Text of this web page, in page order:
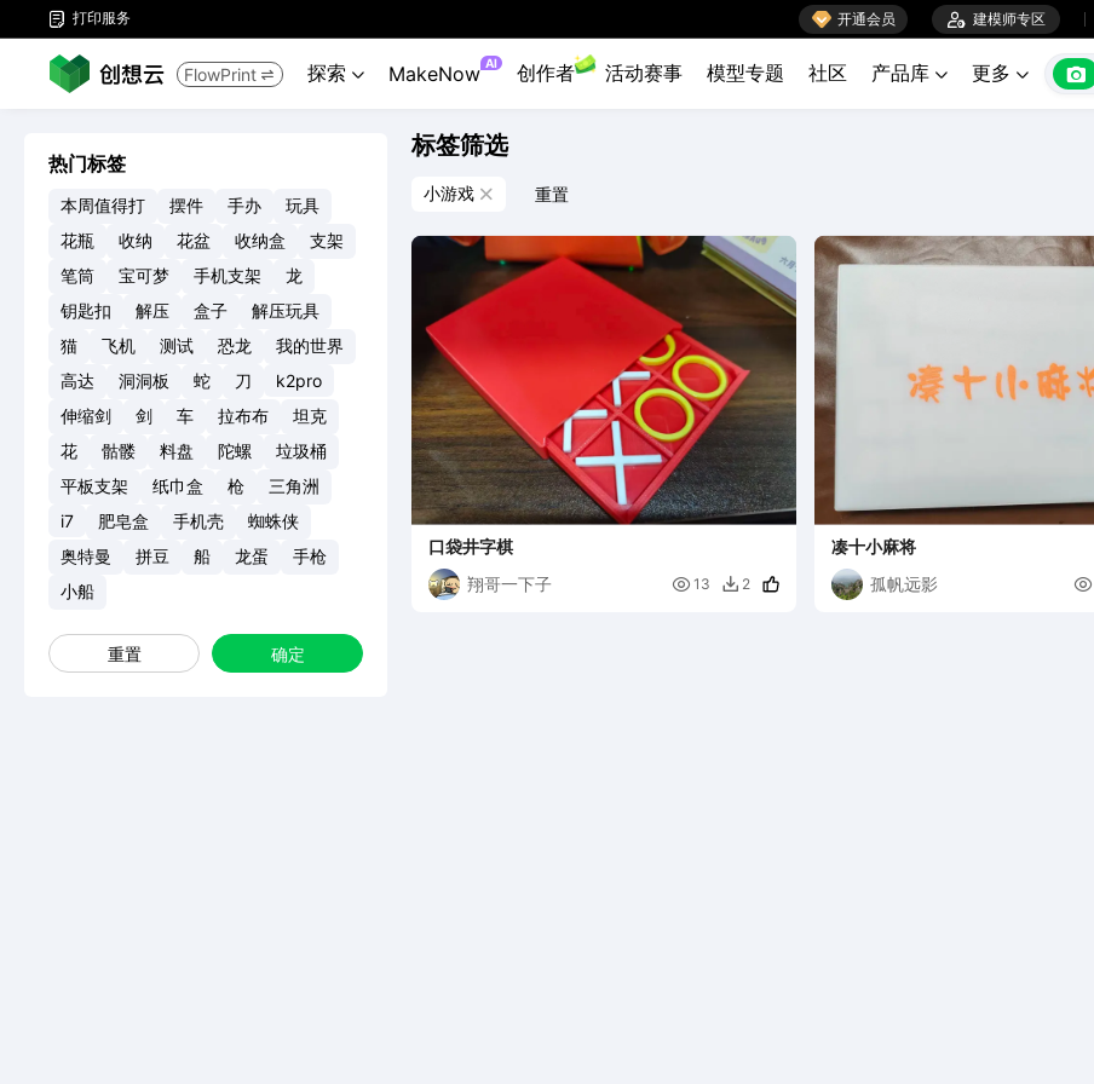
 打印服务  开通会员  建模师专区
FlowPrint  探索  MakeNow AI 创作者 活动赛事 模型专题 社区 产品库  更多  
热门标签
本周值得打 摆件 手办
玩具
花瓶
收纳 花盆 收纳盒
支架
笔筒
宝可梦 手机支架
龙
钥匙扣
解压 盒子
解压玩具
猫
飞机 测试 恐龙
我的世界
高达
洞洞板 蛇 刀
k2pro
伸缩剑
剑 车 拉布布
坦克
花
骷髅 料盘 陀螺
垃圾桶
平板支架
纸巾盒 枪
三角洲
i7
肥皂盒 手机壳
蜘蛛侠
奥特曼
拼豆 船 龙蛋
手枪
小船
重置 确定
标签筛选
小游戏  重置
口袋井字棋
翔哥一下子
 13  2
凑十小麻将
孤帆远影
